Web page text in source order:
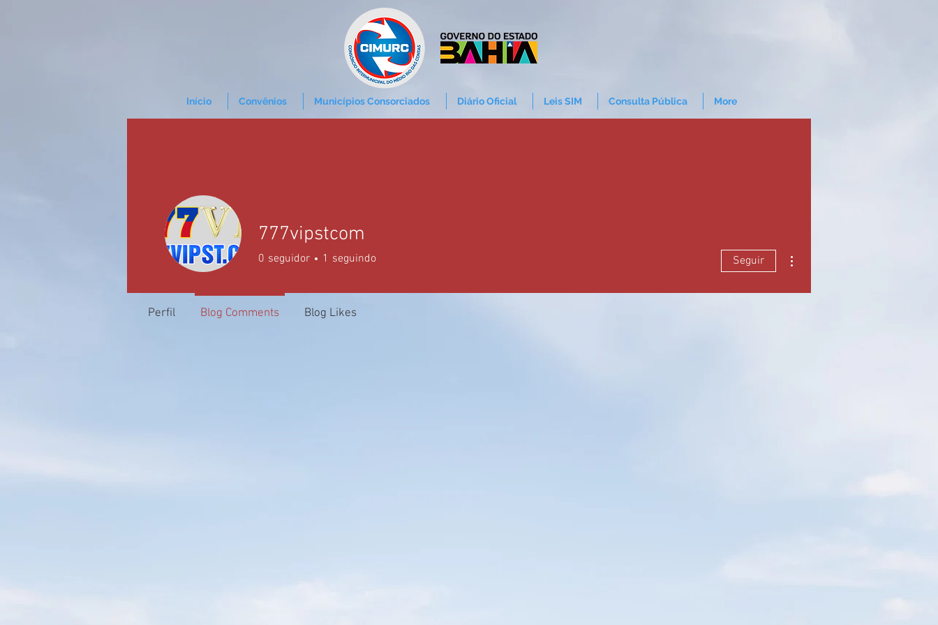
Início Convênios Municípios Consorciados Diário Oficial Leis SIM Consulta Pública More
777vipstcom
0 seguidor 1 seguindo Seguir
Perfil Blog Comments Blog Likes